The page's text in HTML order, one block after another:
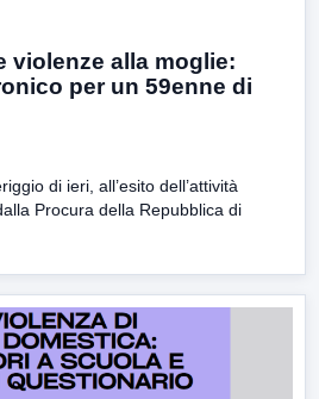
violenze alla moglie:
per un 59enne di
di ieri, all’esito dell’attività
Procura della Repubblica di